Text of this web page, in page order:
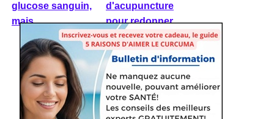
glucose sanguin,
mais ...
d'acupuncture
pour redonner ...